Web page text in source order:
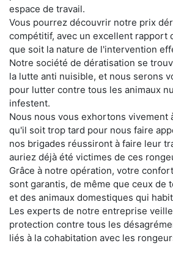
espace de travail.
Vous pourrez découvrir notre prix
compétitif, avec un excellent rapport
que soit la nature de l'intervention
Notre société de dératisation se
la lutte anti nuisible, et nous serons
pour lutter contre tous les animaux
infestent.
Nous nous vous exhortons vivement
qu'il soit trop tard pour nous faire
nos brigades réussiront à faire leur
auriez déjà été victimes de ces
Grâce à notre opération, votre
sont garantis, de même que ceux de
et des animaux domestiques qui
Les experts de notre entreprise
protection contre tous les
liés à la cohabitation avec les